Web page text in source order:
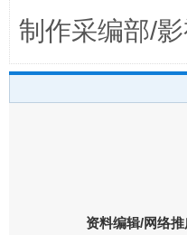
东山县通报“牛蛙产品抗
制作采编部/
资料编辑/网络推